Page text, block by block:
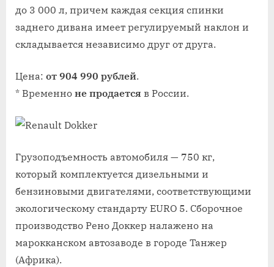
до 3 000 л, причем каждая секция спинки
заднего дивана имеет регулируемый наклон и
складывается независимо друг от друга.
Цена: от 904 990 рублей.
* Временно не продается в России.
Грузоподъемность автомобиля — 750 кг,
который комплектуется дизельными и
бензиновыми двигателями, соответствующими
экологическому стандарту EURO 5. Сборочное
производство Рено Доккер налажено на
марокканском автозаводе в городе Танжер
(Африка).